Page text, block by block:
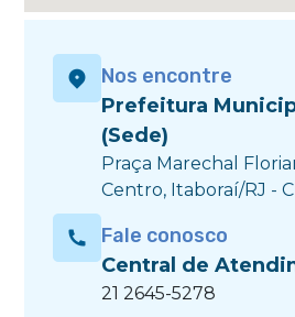
Nos encontre
Prefeitura
(Sede)
Praça Marechal
Centro, Itaboraí/RJ -
Fale conosco
Central de
21 2645-5278